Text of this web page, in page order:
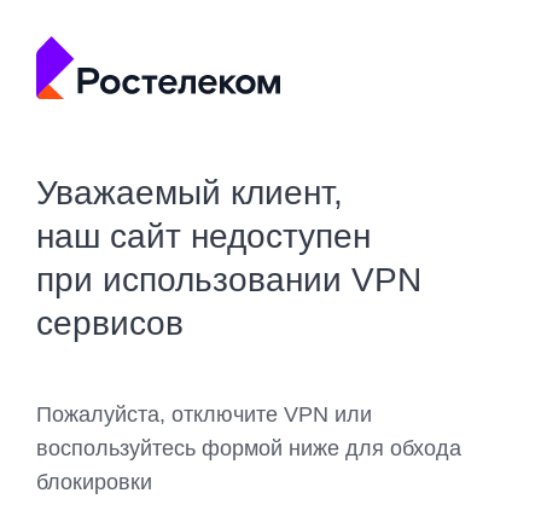
Уважаемый клиент,
наш сайт недоступен
при использовании VPN
сервисов
Пожалуйста, отключите VPN или
воспользуйтесь формой ниже для обхода
блокировки